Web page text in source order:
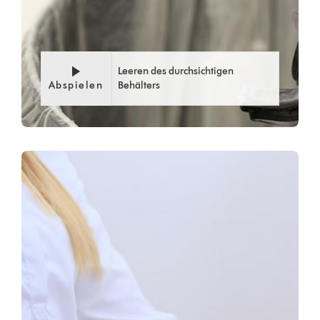
Abspielen
Leeren des durchsichtigen
Behälters
Video
Video-